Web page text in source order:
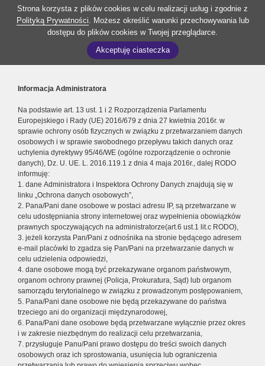
Strona korzysta z plików cookies w celu realizacji usług i zgodnie z
Polityką Prywatności. Możesz określić warunki przechowywania lub
dostępu do plików cookies w Twojej przeglądarce.
Akceptuję ciasteczka
Informacja Administratora
Na podstawie art. 13 ust. 1 i 2 Rozporządzenia Parlamentu
Europejskiego i Rady (UE) 2016/679 z dnia 27 kwietnia 2016r. w
sprawie ochrony osób fizycznych w związku z przetwarzaniem danych
osobowych i w sprawie swobodnego przepływu takich danych oraz
uchylenia dyrektywy 95/46/WE (ogólne rozporządzenie o ochronie
danych), Dz. U. UE. L. 2016.119.1 z dnia 4 maja 2016r., dalej RODO
informuję:
1. dane Administratora i Inspektora Ochrony Danych znajdują się w
linku „Ochrona danych osobowych”,
2. Pana/Pani dane osobowe w postaci adresu IP, są przetwarzane w
celu udostępniania strony internetowej oraz wypełnienia obowiązków
prawnych spoczywających na administratorze(art.6 ust.1 lit.c RODO),
3. jeżeli korzysta Pan/Pani z odnośnika na stronie będącego adresem
e-mail placówki to zgadza się Pan/Pani na przetwarzanie danych w
celu udzielenia odpowiedzi,
4. dane osobowe mogą być przekazywane organom państwowym,
organom ochrony prawnej (Policja, Prokuratura, Sąd) lub organom
samorządu terytorialnego w związku z prowadzonym postępowaniem,
5. Pana/Pani dane osobowe nie będą przekazywane do państwa
trzeciego ani do organizacji międzynarodowej,
6. Pana/Pani dane osobowe będą przetwarzane wyłącznie przez okres
i w zakresie niezbędnym do realizacji celu przetwarzania,
7. przysługuje Panu/Pani prawo dostępu do treści swoich danych
osobowych oraz ich sprostowania, usunięcia lub ograniczenia